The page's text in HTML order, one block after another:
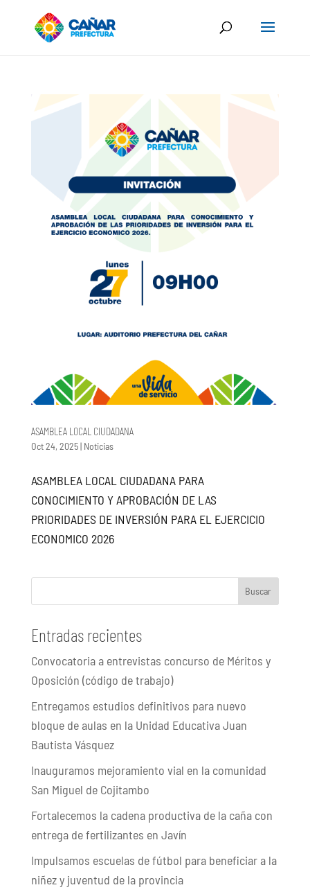
ASAMBLEA LOCAL CIUDADANA
Oct 24, 2025| Noticias
ASAMBLEA LOCAL CIUDADANA PARA
CONOCIMIENTO Y APROBACIÓN DE LAS
PRIORIDADES DE INVERSIÓN PARA EL EJERCICIO
ECONOMICO 2026
Buscar
Entradas recientes
Convocatoria a entrevistas concurso de Méritos y
Oposición (código de trabajo)
Entregamos estudios definitivos para nuevo
bloque de aulas en la Unidad Educativa Juan
Bautista Vásquez
Inauguramos mejoramiento vial en la comunidad
San Miguel de Cojitambo
Fortalecemos la cadena productiva de la caña con
entrega de fertilizantes en Javín
Impulsamos escuelas de fútbol para beneficiar a la
niñez y juventud de la provincia